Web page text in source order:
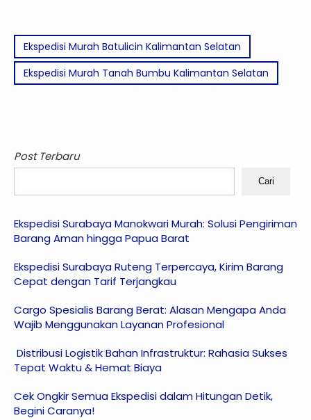
Ekspedisi Murah Batulicin Kalimantan Selatan
Ekspedisi Murah Tanah Bumbu Kalimantan Selatan
Post Terbaru
Cari
Ekspedisi Surabaya Manokwari Murah: Solusi Pengiriman
Barang Aman hingga Papua Barat
Ekspedisi Surabaya Ruteng Terpercaya, Kirim Barang
Cepat dengan Tarif Terjangkau
Cargo Spesialis Barang Berat: Alasan Mengapa Anda
Wajib Menggunakan Layanan Profesional
Distribusi Logistik Bahan Infrastruktur: Rahasia Sukses
Tepat Waktu & Hemat Biaya
Cek Ongkir Semua Ekspedisi dalam Hitungan Detik,
Begini Caranya!